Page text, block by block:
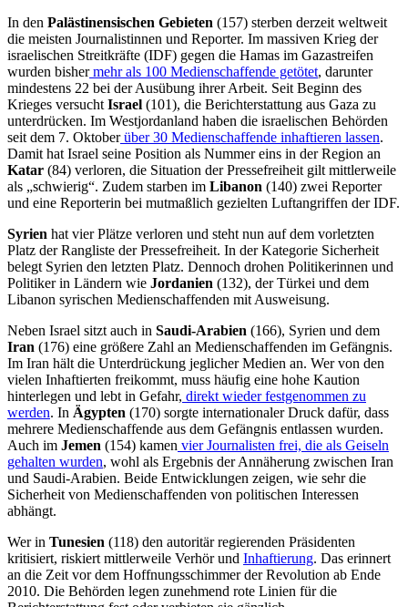
In den Palästinensischen Gebieten (157) sterben derzeit weltweit
die meisten Journalistinnen und Reporter. Im massiven Krieg der
israelischen Streitkräfte (IDF) gegen die Hamas im Gazastreifen
wurden bishermehr als 100 Medienschaffende getötet, darunter
mindestens 22 bei der Ausübung ihrer Arbeit. Seit Beginn des
Krieges versucht Israel (101), die Berichterstattung aus Gaza zu
unterdrücken. Im Westjordanland haben die israelischen Behörden
seit dem 7. Oktoberüber 30 Medienschaffende inhaftieren lassen.
Damit hat Israel seine Position als Nummer eins in der Region an
Katar (84) verloren, die Situation der Pressefreiheit gilt mittlerweile
als „schwierig“. Zudem starben im Libanon (140) zwei Reporter
und eine Reporterin bei mutmaßlich gezielten Luftangriffen der IDF.
Syrien hat vier Plätze verloren und steht nun auf dem vorletzten
Platz der Rangliste der Pressefreiheit. In der Kategorie Sicherheit
belegt Syrien den letzten Platz. Dennoch drohen Politikerinnen und
Politiker in Ländern wie Jordanien (132), der Türkei und dem
Libanon syrischen Medienschaffenden mit Ausweisung.
Neben Israel sitzt auch in Saudi-Arabien (166), Syrien und dem
Iran (176) eine größere Zahl an Medienschaffenden im Gefängnis.
Im Iran hält die Unterdrückung jeglicher Medien an. Wer von den
vielen Inhaftierten freikommt, muss häufig eine hohe Kaution
hinterlegen und lebt in Gefahr, direkt wieder festgenommen zu
werden. In Ägypten (170) sorgte internationaler Druck dafür, dass
mehrere Medienschaffende aus dem Gefängnis entlassen wurden.
Auch im Jemen (154) kamen vier Journalisten frei, die als Geiseln
gehalten wurden, wohl als Ergebnis der Annäherung zwischen Iran
und Saudi-Arabien. Beide Entwicklungen zeigen, wie sehr die
Sicherheit von Medienschaffenden von politischen Interessen
abhängt.
Wer in Tunesien (118) den autoritär regierenden Präsidenten
kritisiert, riskiert mittlerweile Verhör und Inhaftierung. Das erinnert
an die Zeit vor dem Hoffnungsschimmer der Revolution ab Ende
2010. Die Behörden legen zunehmend rote Linien für die